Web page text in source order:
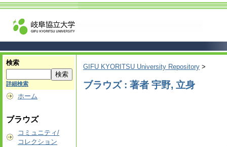
検索
詳細検索
ホーム
ブラウズ
コミュニティ/
コレクション
GIFU KYORITSU University Repository >
ブラウズ : 著者 宇野, 立身